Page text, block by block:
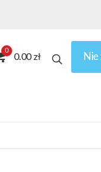
0
0.00 zł Nie